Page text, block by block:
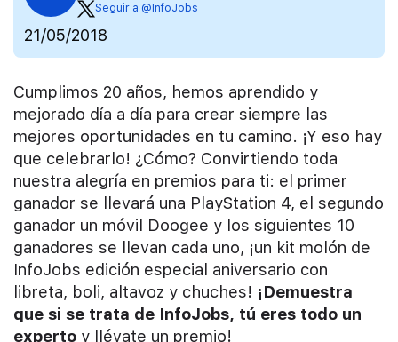
Seguir a @InfoJobs
21/05/2018
Cumplimos 20 años, hemos aprendido y
mejorado día a día para crear siempre las
mejores oportunidades en tu camino. ¡Y eso hay
que celebrarlo! ¿Cómo? Convirtiendo toda
nuestra alegría en premios para ti: el primer
ganador se llevará una PlayStation 4, el segundo
ganador un móvil Doogee y los siguientes 10
ganadores se llevan cada uno, ¡un kit molón de
InfoJobs edición especial aniversario con
libreta, boli, altavoz y chuches! ¡Demuestra
que si se trata de InfoJobs, tú eres todo un
experto y llévate un premio!